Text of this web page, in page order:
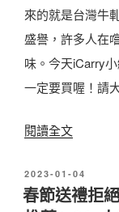
來的就是台灣牛
盛譽，許多人在
味。今天iCarry
一定要買喔！請
閱讀全文〈
0
2
發
佈
於
2023-01-04
春節送禮拒